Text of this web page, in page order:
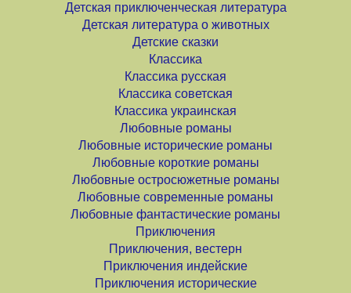
Детская приключенческая литература
Детская литература о животных
Детские сказки
Классика
Классика русская
Классика советская
Классика украинская
Любовные романы
Любовные исторические романы
Любовные короткие романы
Любовные остросюжетные романы
Любовные современные романы
Любовные фантастические романы
Приключения
Приключения, вестерн
Приключения индейские
Приключения исторические